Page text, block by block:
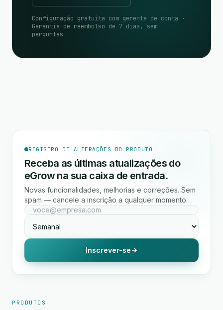
Configuração gratuita com gerente de conta ·
Garantia de reembolso de 7 dias, sem
perguntas
REGISTRO DE ALTERAÇÕES DO PRODUTO
Receba as últimas atualizações do
eGrow na sua caixa de entrada.
Novas funcionalidades, melhorias e correções. Sem
spam — cancele a inscrição a qualquer momento.
Inscrever-se
PRODUTOS